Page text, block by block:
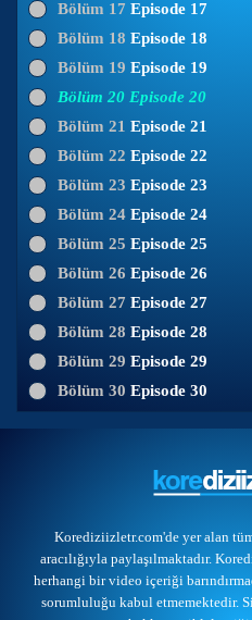
Bölüm 17 Episode 17
Bölüm 18 Episode 18
Bölüm 19 Episode 19
Bölüm 20 Episode 20
Bölüm 21 Episode 21
Bölüm 22 Episode 22
Bölüm 23 Episode 23
Bölüm 24 Episode 24
Bölüm 25 Episode 25
Bölüm 26 Episode 26
Bölüm 27 Episode 27
Bölüm 28 Episode 28
Bölüm 29 Episode 29
Bölüm 30 Episode 30
Korediziizletr.com'de yer alan
aracılığıyla paylaşılmaktadır.
herhangi bir video içeriği
sorumluluğu kabul etmemektedir.